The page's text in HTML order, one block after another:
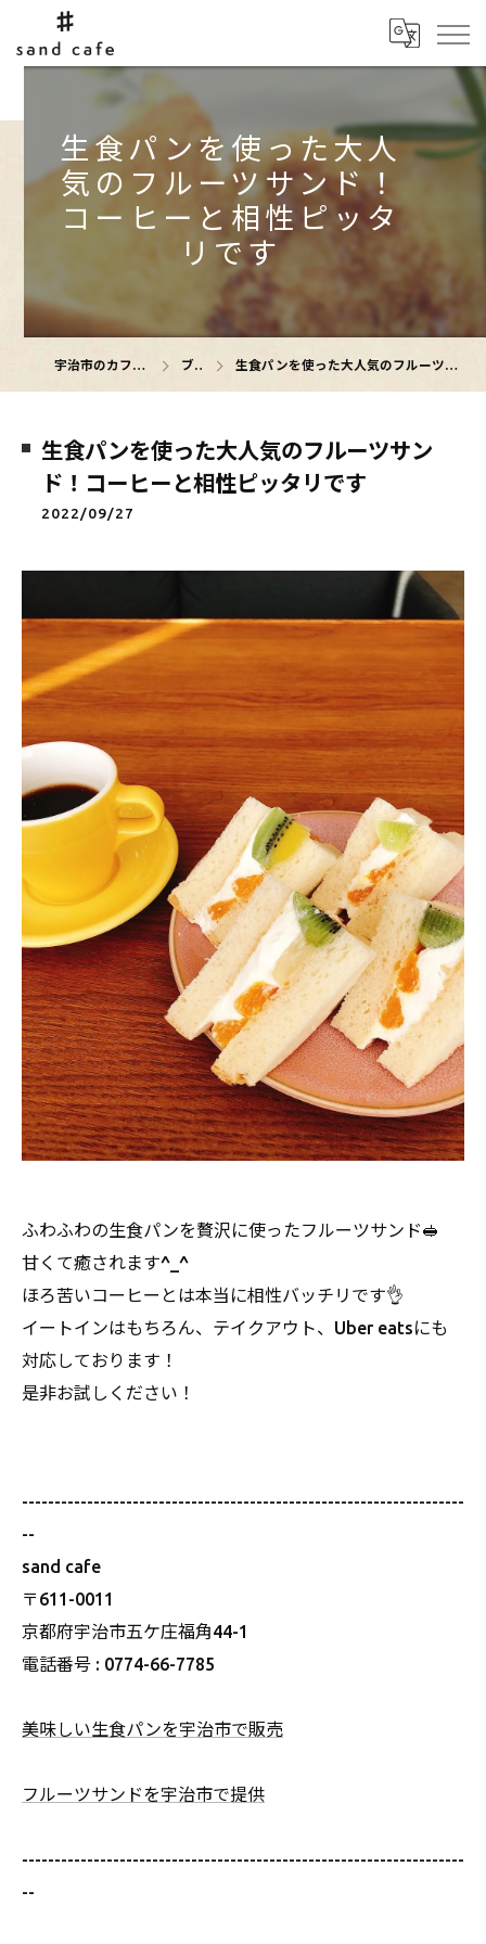
生食パンを使った大人
気のフルーツサンド！
コーヒーと相性ピッタ
リです
宇治市のカフェならsand cafe ブログ 生食パンを使った大人気のフルーツサンド！コーヒーと相性ピッタリです
生食パンを使った大人気のフルーツサン
ド！コーヒーと相性ピッタリです
2022/09/27
ふわふわの生食パンを贅沢に使ったフルーツサンド🥪
甘くて癒されます^_^
ほろ苦いコーヒーとは本当に相性バッチリです👌
イートインはもちろん、テイクアウト、Uber eatsにも
対応しております！
是非お試しください！
--------------------------------------------------------------------
--
sand cafe
〒611-0011
京都府宇治市五ケ庄福角44-1
電話番号 : 0774-66-7785
美味しい生食パンを宇治市で販売
フルーツサンドを宇治市で提供
--------------------------------------------------------------------
--